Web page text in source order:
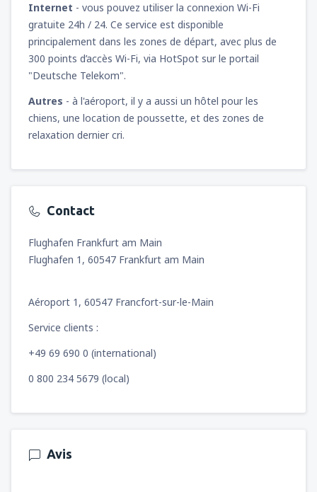
Internet - vous pouvez utiliser la connexion Wi-Fi
gratuite 24h / 24. Ce service est disponible
principalement dans les zones de départ, avec plus de
300 points d’accès Wi-Fi, via HotSpot sur le portail
"Deutsche Telekom".
Autres - à l'aéroport, il y a aussi un hôtel pour les
chiens, une location de poussette, et des zones de
relaxation dernier cri.
Contact
Flughafen Frankfurt am Main
Flughafen 1, 60547 Frankfurt am Main
Aéroport 1, 60547 Francfort-sur-le-Main
Service clients :
+49 69 690 0 (international)
0 800 234 5679 (local)
Avis